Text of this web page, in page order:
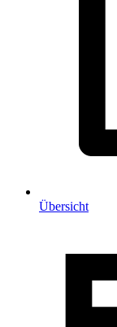
Übersicht